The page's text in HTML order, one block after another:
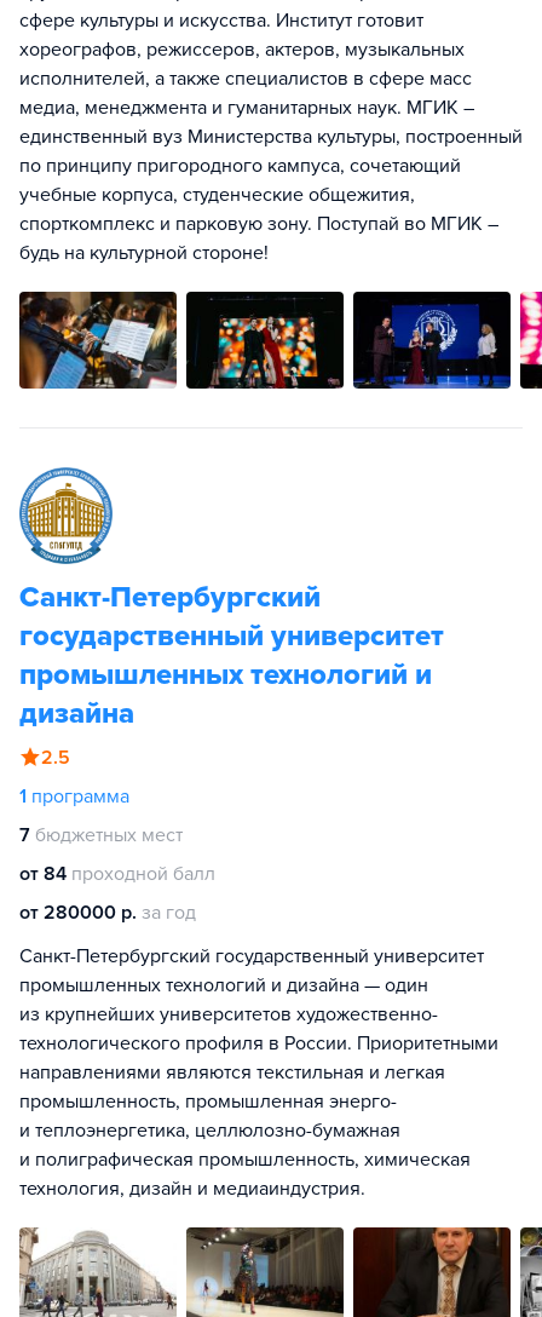
сфере культуры и искусства. Институт готовит
хореографов, режиссеров, актеров, музыкальных
исполнителей, а также специалистов в сфере масс
медиа, менеджмента и гуманитарных наук. МГИК –
единственный вуз Министерства культуры, построенный
по принципу пригородного кампуса, сочетающий
учебные корпуса, студенческие общежития,
спорткомплекс и парковую зону. Поступай во МГИК –
будь на культурной стороне!
Санкт-Петербургский
государственный университет
промышленных технологий и
дизайна
2.5
1 программа
7 бюджетных мест
от 84 проходной балл
от 280000 р. за год
Санкт-Петербургский государственный университет
промышленных технологий и дизайна — один
из крупнейших университетов художественно-
технологического профиля в России. Приоритетными
направлениями являются текстильная и легкая
промышленность, промышленная энерго-
и теплоэнергетика, целлюлозно-бумажная
и полиграфическая промышленность, химическая
технология, дизайн и медиаиндустрия.